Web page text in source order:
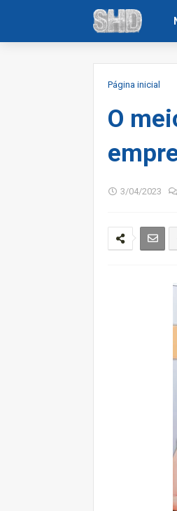
Página inicial
O
3/04/2023